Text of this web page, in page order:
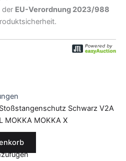
der EU-Verordnung 2023/988
Schwarz V2A
MOKKA MOKKA X